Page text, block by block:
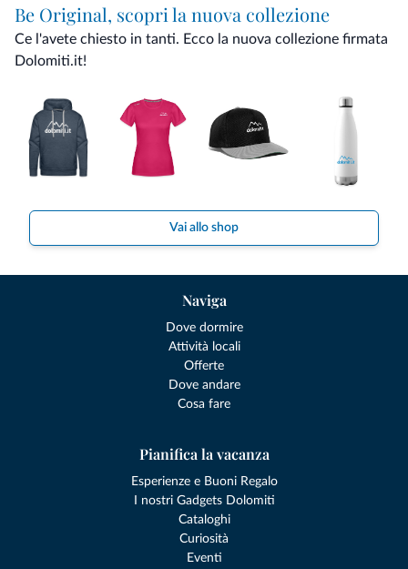
Be Original, scopri la nuova collezione
Ce l'avete chiesto in tanti. Ecco la nuova collezione firmata
Dolomiti.it!
Vai allo shop
Naviga
Dove dormire
Attività locali
Offerte
Dove andare
Cosa fare
Pianifica la vacanza
Esperienze e Buoni Regalo
I nostri Gadgets Dolomiti
Cataloghi
Curiosità
Eventi